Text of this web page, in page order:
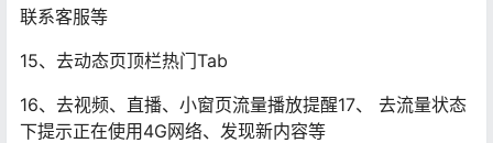
联系客服等
15、去动态页顶栏热门Tab
16、去视频、直播、小窗页流量播放提醒17、 去流量状态
下提示正在使用4G网络、发现新内容等